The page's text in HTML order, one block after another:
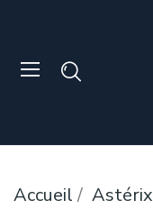
Accueil Astérix